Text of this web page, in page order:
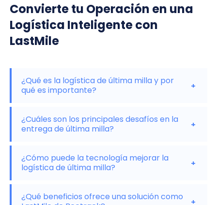
Convierte tu Operación en una
Logística Inteligente con
LastMile
¿Qué es la logística de última milla y por
qué es importante?
+
del proceso de entrega, desde el centro de
distribución hasta el cliente final.
del cliente y representa una parte significativa
de los costos logísticos.
¿Cuáles son los principales desafíos en la
entrega de última milla?
+
las entregas fallidas por ausencia del cliente, la
gestión de múltiples paradas y la necesidad de
pueden aumentar los costos y afectar la
¿Cómo puede la tecnología mejorar la
logística de última milla?
+
de transporte (TMS), seguimiento en tiempo real
¿Qué beneficios ofrece una solución como
+